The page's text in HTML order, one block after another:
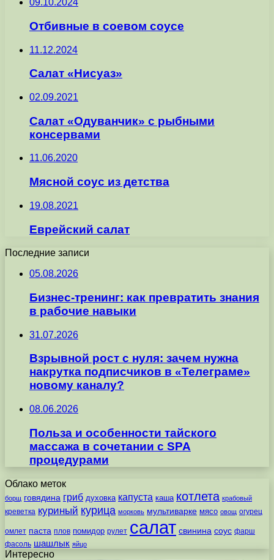
09.10.2024
Отбивные в соевом соусе
11.12.2024
Салат «Нисуаз»
02.09.2021
Салат «Одуванчик» с рыбными
консервами
11.06.2020
Мясной соус из детства
19.08.2021
Еврейский салат
Последние записи
05.08.2026
Бизнес-тренинг: как превратить знания
в рабочие навыки
31.07.2026
Взрывной рост с нуля: зачем нужна
накрутка подписчиков в «Телеграме»
новому каналу?
08.06.2026
Польза и особенности тайского
массажа в сочетании с SPA
процедурами
Облако меток
борщ говядина гриб духовка капуста каша котлета крабовый
креветка куриный курица морковь мультиварке мясо овощ огурец
омлет паста плов помидор рулет салат свинина соус фарш
фасоль шашлык яйцо
Интересно